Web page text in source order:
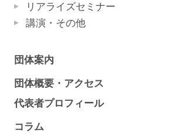
リアライズセミナー
講演・その他
団体案内
団体概要・アクセス
代表者プロフィール
コラム